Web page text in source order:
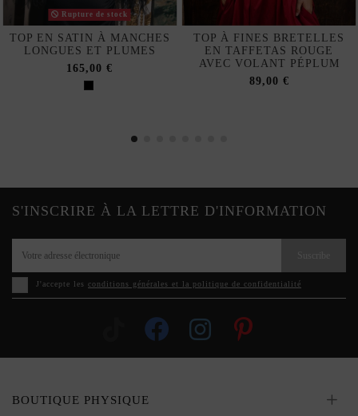
Rupture de stock
TOP EN SATIN À MANCHES
LONGUES ET PLUMES
165,00 €
TOP À FINES BRETELLES
EN TAFFETAS ROUGE
AVEC VOLANT PÉPLUM
89,00 €
S'INSCRIRE À LA LETTRE D'INFORMATION
J'accepte les conditions générales et la politique de confidentialité
BOUTIQUE PHYSIQUE